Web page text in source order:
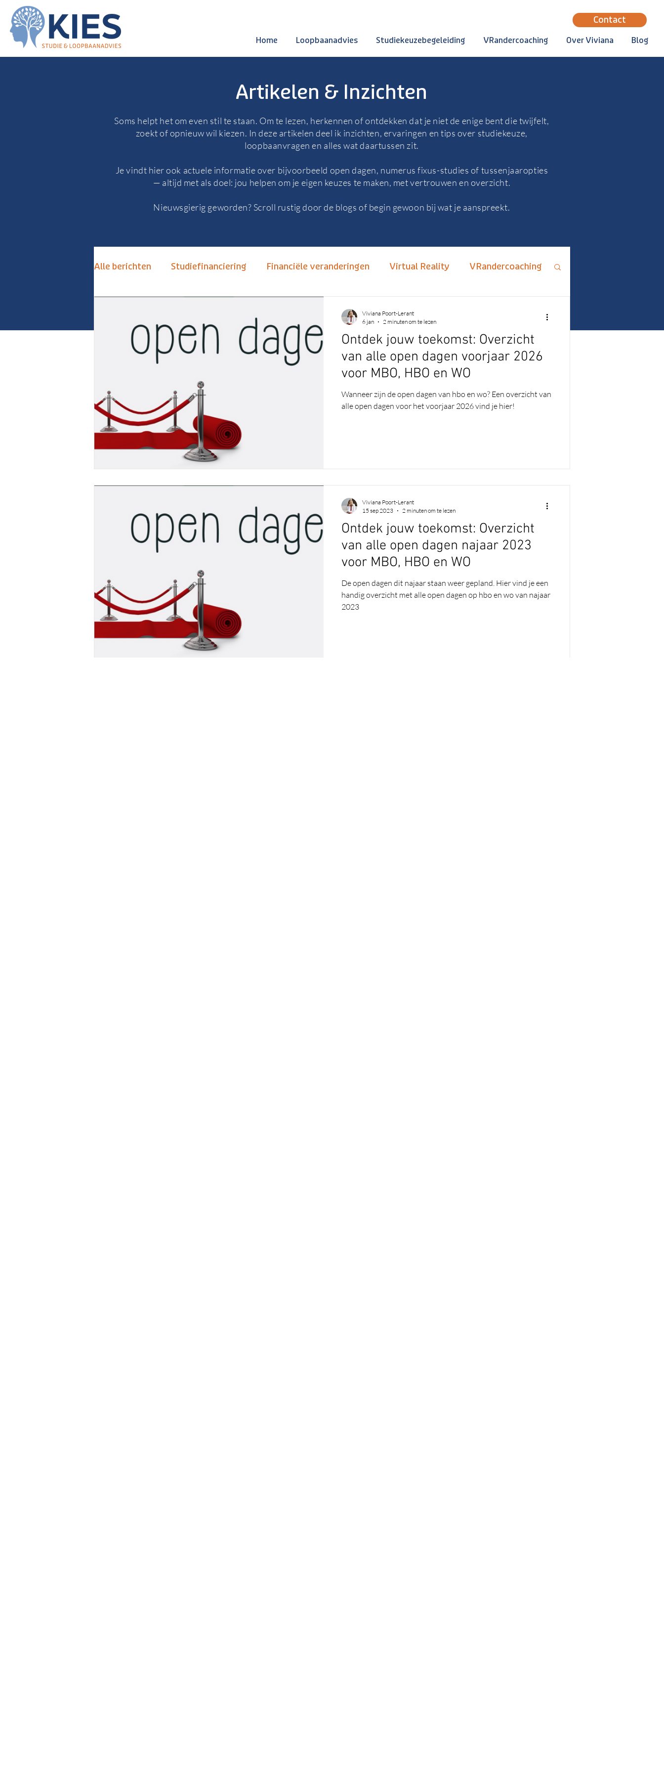
Contact
Home Loopbaanadvies Studiekeuzebegeleiding VRandercoaching Over Viviana Blog
Artikelen & Inzichten
Soms helpt het om even stil te staan. Om te lezen, herkennen of ontdekken dat je niet de enige bent die twijfelt,
zoekt of opnieuw wil kiezen. In deze artikelen deel ik inzichten, ervaringen en tips over studiekeuze,
loopbaanvragen en alles wat daartussen zit.
Je vindt hier ook actuele informatie over bijvoorbeeld open dagen, numerus fixus-studies of tussenjaaropties
— altijd met als doel: jou helpen om je eigen keuzes te maken, met vertrouwen en overzicht.
Nieuwsgierig geworden? Scroll rustig door de blogs of begin gewoon bij wat je aanspreekt.
Alle berichten Studiefinanciering Financiële veranderingen Virtual Reality VRandercoaching
Keuzestress Vermijden Hoger Onderwijs Carrièrebegeleiding Numerus Fixus
Alternatieven Numerus Fixus
Hoogbegaafd Hoogsensitief
Ontdek jouw toekomst: Overzicht
van alle open dagen voorjaar 2026
voor MBO, HBO en WO
Wanneer zijn de open dagen van hbo en wo? Een overzicht van
alle open dagen voor het voorjaar 2026 vind je hier!
Viviana Poort-Lerant
6 jan
2 minuten om te lezen
Ontdek jouw toekomst: Overzicht
van alle open dagen najaar 2023
voor MBO, HBO en WO
De open dagen dit najaar staan weer gepland. Hier vind je een
handig overzicht met alle open dagen op hbo en wo van najaar
2023
Viviana Poort-Lerant
15 sep 2023
2 minuten om te lezen